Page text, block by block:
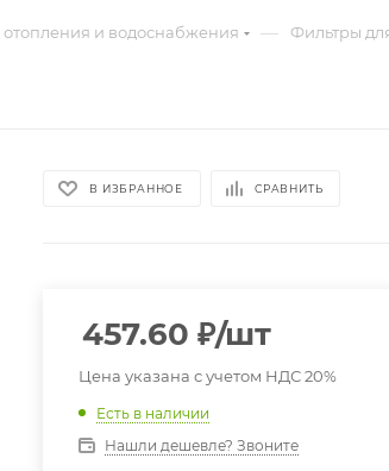
и водоснабжения — Фильтры
В ИЗБРАННОЕ СРАВНИТЬ
457.60 ₽/шт
Цена указана с учетом НДС 20%
Есть в наличии
Нашли дешевле? Звоните